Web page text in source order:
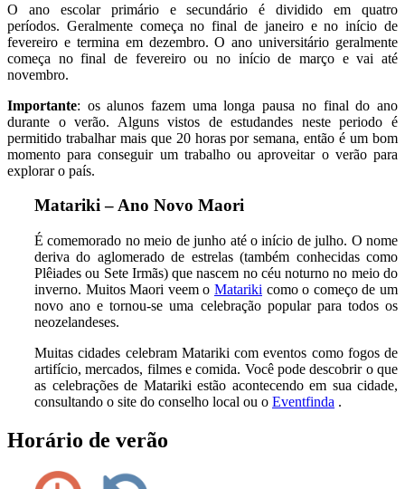
O ano escolar primário e secundário é dividido em quatro
períodos. Geralmente começa no final de janeiro e no início de
fevereiro e termina em dezembro. O ano universitário geralmente
começa no final de fevereiro ou no início de março e vai até
novembro.
Importante: os alunos fazem uma longa pausa no final do ano
durante o verão. Alguns vistos de estudandes neste periodo é
permitido trabalhar mais que 20 horas por semana, então é um bom
momento para conseguir um trabalho ou aproveitar o verão para
explorar o país.
Matariki – Ano Novo Maori
É comemorado no meio de junho até o início de julho. O nome
deriva do aglomerado de estrelas (também conhecidas como
Plêiades ou Sete Irmãs) que nascem no céu noturno no meio do
inverno. Muitos Maori veem o Matariki como o começo de um
novo ano e tornou-se uma celebração popular para todos os
neozelandeses.
Muitas cidades celebram Matariki com eventos como fogos de
artifício, mercados, filmes e comida. Você pode descobrir o que
as celebrações de Matariki estão acontecendo em sua cidade,
consultando o site do conselho local ou o Eventfinda .
Horário de verão